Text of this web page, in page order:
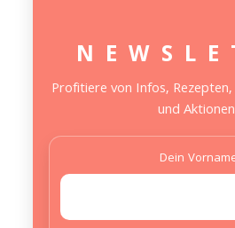
N E W S L E
Profitiere von Infos,
und
Dein